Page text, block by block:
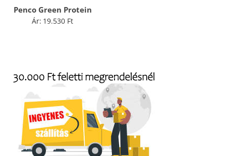
Penco Green Protein
Ár: 19.530 Ft